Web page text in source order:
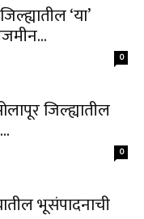
‘या’
0
जिल्ह्यातील
0
भूसंपादनाची